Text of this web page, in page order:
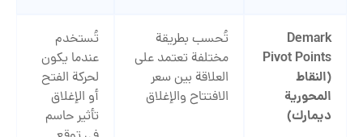
Demark
Pivot Points
(النقاط
المحورية
ديمارك)
تُحسب بطريقة
مختلفة تعتمد على
العلاقة بين سعر
الافتتاح والإغلاق
تُستخدم
عندما يكون
لحركة الفتح
أو الإغلاق
تأثير حاسم